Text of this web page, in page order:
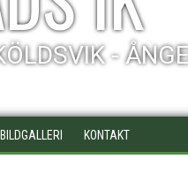
-
BILDGALLERI KONTAKT